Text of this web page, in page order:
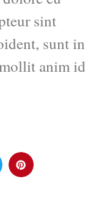
sint
sunt in
anim id